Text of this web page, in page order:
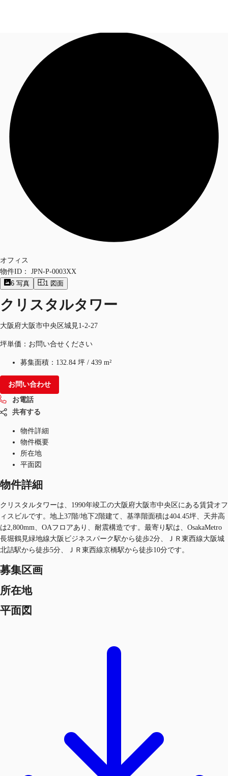
オフィス・事務所
倉庫・物流センター
お電話
オフィス
物件ID：
JPN-P-0003XX
6 写真 1 図面
クリスタルタワー
大阪府大阪市中央区城見1-2-27
坪単価：お問い合せください
募集面積： 132.84 坪 / 439 m²
お問い合わせ
お電話
共有する
物件詳細
物件概要
所在地
平面図
物件詳細
クリスタルタワーは、1990年竣工の大阪府大阪市中央区にある賃貸オフ
ィスビルです。地上37階/地下2階建て、基準階面積は404.45坪、天井高
は2,800mm、OAフロアあり、耐震構造です。最寄り駅は、OsakaMetro
長堀鶴見緑地線大阪ビジネスパーク駅から徒歩2分、ＪＲ東西線大阪城
北詰駅から徒歩5分、ＪＲ東西線京橋駅から徒歩10分です。
募集区画
所在地
平面図